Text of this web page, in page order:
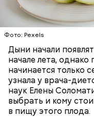
Фото: Pexels
Дыни начали
начале лета,
начинается только
узнала у врача-
наук Елены
выбрать и кому
в пищу этого плода.
лютеин и
отлично
калий —
поддерживает
систему и
магний —
спазмироваться.